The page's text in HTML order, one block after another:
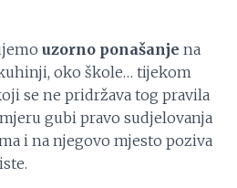
uzorno ponašanje na
oko škole… tijekom
se ne pridržava tog pravila
gubi pravo sudjelovanja
i na njegovo mjesto poziva